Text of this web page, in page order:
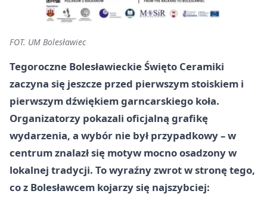
FOT. UM Bolesławiec
Tegoroczne Bolesławieckie Święto Ceramiki
zaczyna się jeszcze przed pierwszym stoiskiem i
pierwszym dźwiękiem garncarskiego koła.
Organizatorzy pokazali oficjalną grafikę
wydarzenia, a wybór nie był przypadkowy – w
centrum znalazł się motyw mocno osadzony w
lokalnej tradycji. To wyraźny zwrot w stronę tego,
co z Bolesławcem kojarzy się najszybciej: